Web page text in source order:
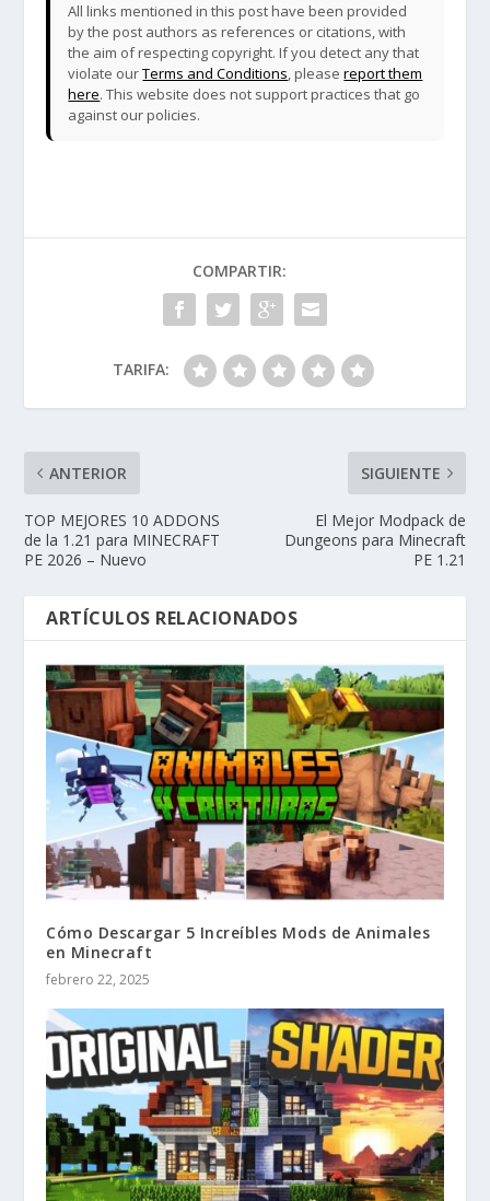
All links mentioned in this post have been provided
by the post authors as references or citations, with
the aim of respecting copyright. If you detect any that
violate ourTerms and Conditions, pleasereport them
here. This website does not support practices that go
against our policies.
COMPARTIR:
TARIFA:
ANTERIOR
TOP MEJORES 10 ADDONS
de la 1.21 para MINECRAFT
PE 2026 – Nuevo
SIGUIENTE
El Mejor Modpack de
Dungeons para Minecraft
PE 1.21
ARTÍCULOS RELACIONADOS
Cómo Descargar 5 Increíbles Mods de Animales
en Minecraft
febrero 22, 2025